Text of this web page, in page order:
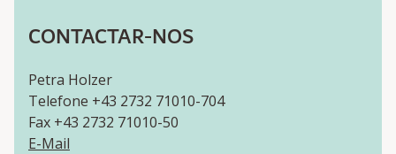
CONTACTAR-NOS
Petra Holzer
Telefone +43 2732 71010-704
Fax +43 2732 71010-50
E-Mail